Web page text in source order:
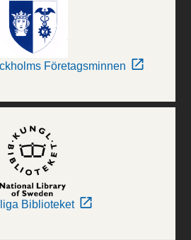
Företagsminnen
Biblioteket